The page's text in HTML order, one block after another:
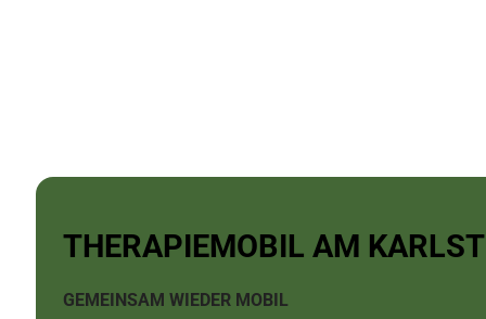
THERAPIEMOBIL AM
GEMEINSAM WIEDER MOBIL